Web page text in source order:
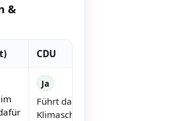
&
CDU
Ja
Führt das
Klimaschutzkonzept fort mit